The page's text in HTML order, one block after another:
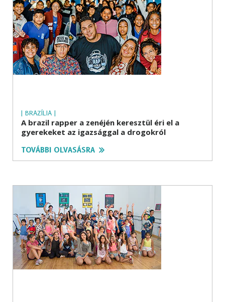
| BRAZÍLIA |
A brazil rapper a zenéjén keresztül éri el a
gyerekeket az igazsággal a drogokról
TOVÁBBI OLVASÁSRA